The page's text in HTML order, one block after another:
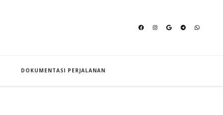
DOKUMENTASI PERJALANAN